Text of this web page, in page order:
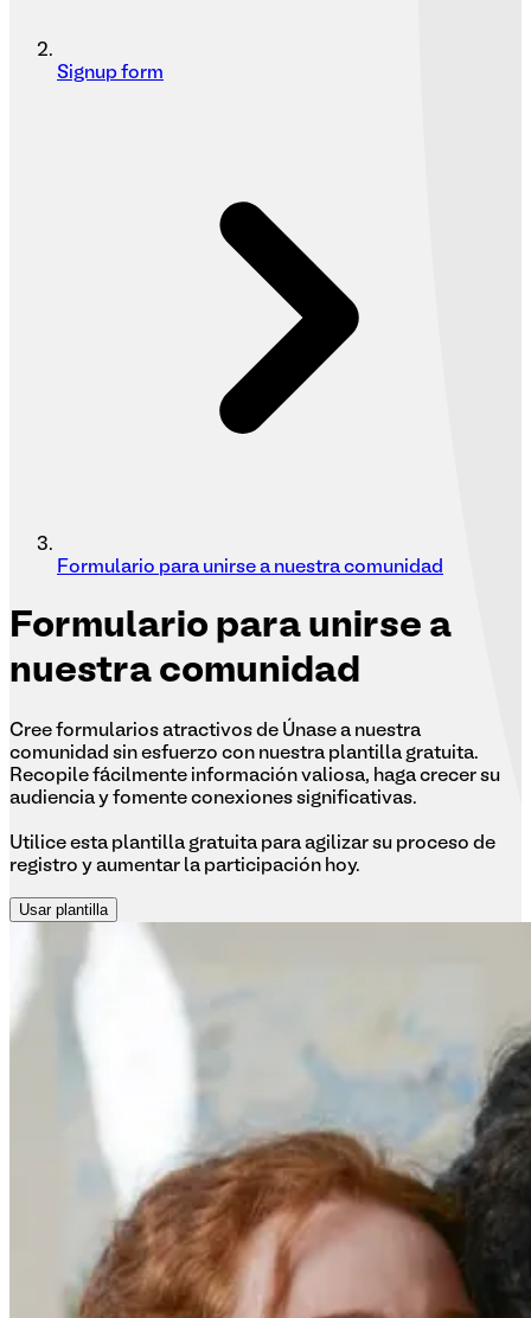
Signup form
Formulario para unirse a nuestra comunidad
Formulario para unirse a
nuestra comunidad
Cree formularios atractivos de Únase a nuestra
comunidad sin esfuerzo con nuestra plantilla gratuita.
Recopile fácilmente información valiosa, haga crecer su
audiencia y fomente conexiones significativas.
Utilice esta plantilla gratuita para agilizar su proceso de
registro y aumentar la participación hoy.
Usar plantilla